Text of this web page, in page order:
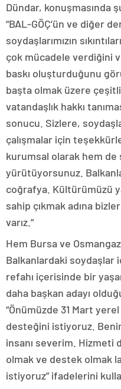
Dündar, konuşmasında
“BAL-GÖÇ’ün ve diğer
soydaşlarımızın
çok mücadele verdiğini
baskı oluşturduğunu
başta olmak üzere
vatandaşlık hakkı
sonucu. Sizlere,
çalışmalar için
kurumsal olarak hem de
yürütüyorsunuz.
coğrafya. Kültürümüzü
sahip çıkmak adına
varız.”
Hem Bursa ve
Balkanlardaki
refahı içerisinde bir
daha başkan adayı
“Önümüzde 31 Mart
desteğini istiyoruz.
insanı severim. Hizmeti
olmak ve destek olmak
istiyoruz” ifadelerini